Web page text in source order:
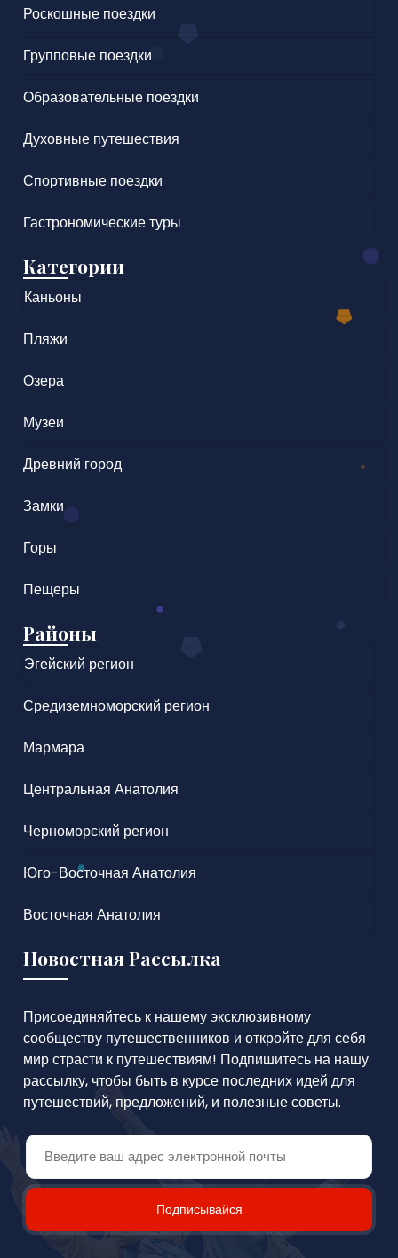
Роскошные поездки
Групповые поездки
Образовательные поездки
Духовные путешествия
Спортивные поездки
Гастрономические туры
Категории
Каньоны
Пляжи
Озера
Музеи
Древний город
Замки
Горы
Пещеры
Районы
Эгейский регион
Средиземноморский регион
Мармара
Центральная Анатолия
Черноморский регион
Юго-Восточная Анатолия
Восточная Анатолия
Новостная Рассылка
Присоединяйтесь к нашему эксклюзивному
сообществу путешественников и откройте для себя
мир страсти к путешествиям! Подпишитесь на нашу
рассылку, чтобы быть в курсе последних идей для
путешествий, предложений, и полезные советы.
Подписывайся